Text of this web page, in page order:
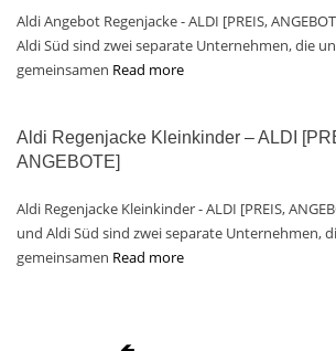
Aldi Angebot Regenjacke - ALDI [PREIS,
Aldi Süd sind zwei separate Unternehmen, die
gemeinsamen Read more
Aldi Regenjacke Kleinkinder – ALDI
ANGEBOTE]
Aldi Regenjacke Kleinkinder - ALDI [PREIS,
und Aldi Süd sind zwei separate Unternehmen,
gemeinsamen Read more